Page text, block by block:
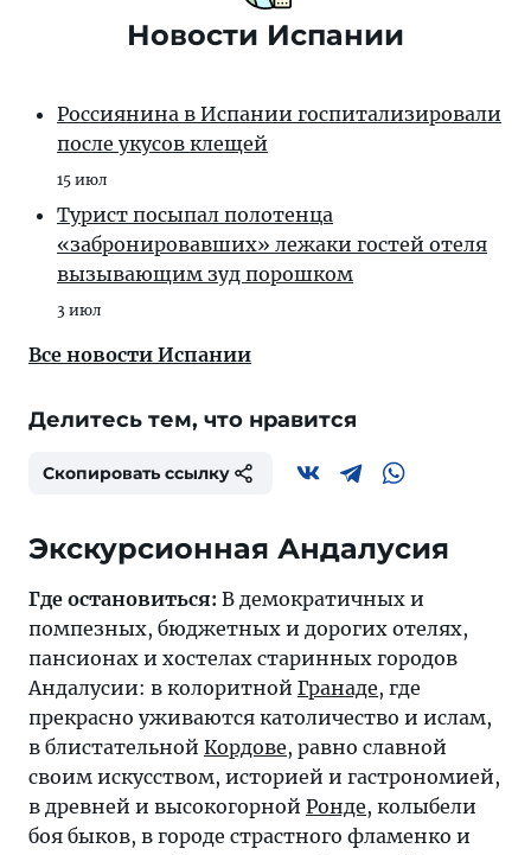
Новости Испании
Россиянина в Испании госпитализировали
после укусов клещей
15 июл
Турист посыпал полотенца
«забронировавших» лежаки гостей отеля
вызывающим зуд порошком
3 июл
Все новости Испании
Делитесь тем, что нравится
Скопировать ссылку
Экскурсионная Андалусия
Где остановиться: В демократичных и
помпезных, бюджетных и дорогих отелях,
пансионах и хостелах старинных городов
Андалусии: в колоритной Гранаде, где
прекрасно уживаются католичество и ислам,
в блистательной Кордове, равно славной
своим искусством, историей и гастрономией,
в древней и высокогорной Ронде, колыбели
боя быков, в городе страстного фламенко и